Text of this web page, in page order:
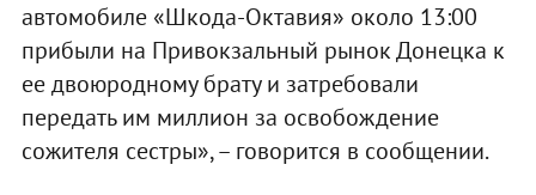
автомобиле «Шкода-Октавия» около 13:00
прибыли на Привокзальный рынок Донецка к
ее двоюродному брату и затребовали
передать им миллион за освобождение
сожителя сестры», – говорится в сообщении.